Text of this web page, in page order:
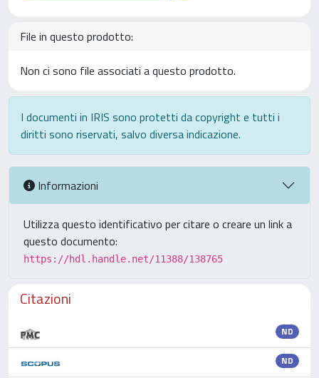
File in questo prodotto:
Non ci sono file associati a questo prodotto.
I documenti in IRIS sono protetti da copyright e tutti i
diritti sono riservati, salvo diversa indicazione.
Informazioni
Utilizza questo identificativo per citare o creare un link a
questo documento:
https://hdl.handle.net/11388/138765
Citazioni
ND
ND